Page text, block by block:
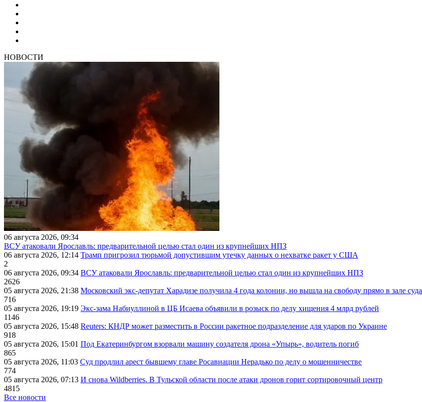
НОВОСТИ
06 августа 2026, 09:34
ВСУ атаковали Ярославль: предварительной целью стал один из крупнейших НПЗ
06 августа 2026, 12:14 Трамп пригрозил тюрьмой допустившим утечку данных о нехватке ракет у США
2
06 августа 2026, 09:34 ВСУ атаковали Ярославль: предварительной целью стал один из крупнейших НПЗ
2626
05 августа 2026, 21:38 Московский экс-депутат Харадизе получила 4 года колонии, но вышла на свободу прямо в зале суда
716
05 августа 2026, 19:19 Экс-зама Набиуллиной в ЦБ Исаева объявили в розыск по делу хищения 4 млрд рублей
1146
05 августа 2026, 15:48 Reuters: КНДР может разместить в России ракетное подразделение для ударов по Украине
918
05 августа 2026, 15:01 Под Екатеринбургом взорвали машину создателя дрона «Упырь», водитель погиб
865
05 августа 2026, 11:03 Суд продлил арест бывшему главе Росавиации Нерадько по делу о мошенничестве
774
05 августа 2026, 07:13 И снова Wildberries. В Тульской области после атаки дронов горит сортировочный центр
4815
Все новости